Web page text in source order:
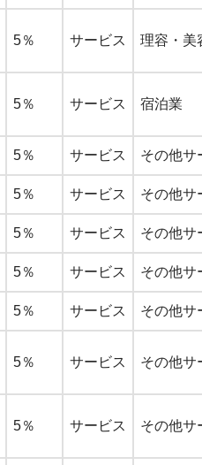
5％ サービス 理容・美
5％ サービス 宿泊業
5％ サービス その他サ
5％ サービス その他サ
5％ サービス その他サ
5％ サービス その他サ
5％ サービス その他サ
5％ サービス その他サ
5％ サービス その他サ